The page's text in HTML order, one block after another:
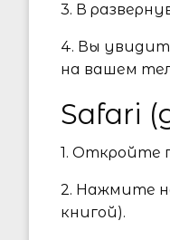
3. В
4. Вы
на вашем
Safari
1. Откройте
2. Нажмите
книгой).